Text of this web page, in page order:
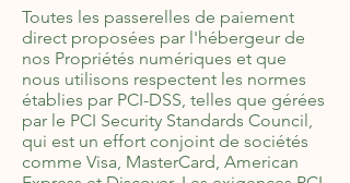
Toutes les passerelles de paiement
direct proposées par l'hébergeur de
nos Propriétés numériques et que
nous utilisons respectent les normes
établies par PCI-DSS, telles que gérées
par le PCI Security Standards Council,
qui est un effort conjoint de sociétés
comme Visa, MasterCard, American